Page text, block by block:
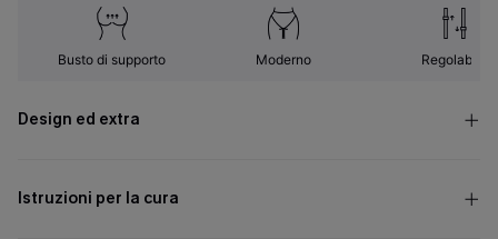
Busto di supporto Moderno Regolabile
Design ed extra
Istruzioni per la cura